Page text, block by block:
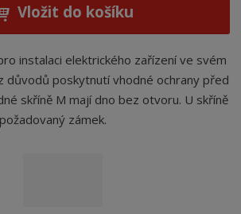
Vložit do košíku
instalaci elektrického zařízení ve svém
důvodů poskytnutí vhodné ochrany před
skříně M mají dno bez otvoru. U skříně
zámek.